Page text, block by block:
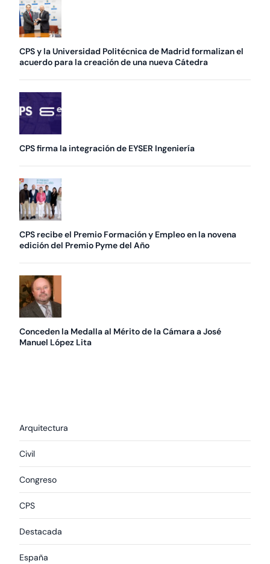
CPS y la Universidad Politécnica de Madrid formalizan el
acuerdo para la creación de una nueva Cátedra
CPS firma la integración de EYSER Ingeniería
CPS recibe el Premio Formación y Empleo en la novena
edición del Premio Pyme del Año
Conceden la Medalla al Mérito de la Cámara a José
Manuel López Lita
Arquitectura
Civil
Congreso
CPS
Destacada
España